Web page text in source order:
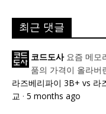
최근 댓글
코드도사 요즘 메모
품의 가격이 올라버
라즈베리파이 3B+ vs 라
교 · 5 months ago